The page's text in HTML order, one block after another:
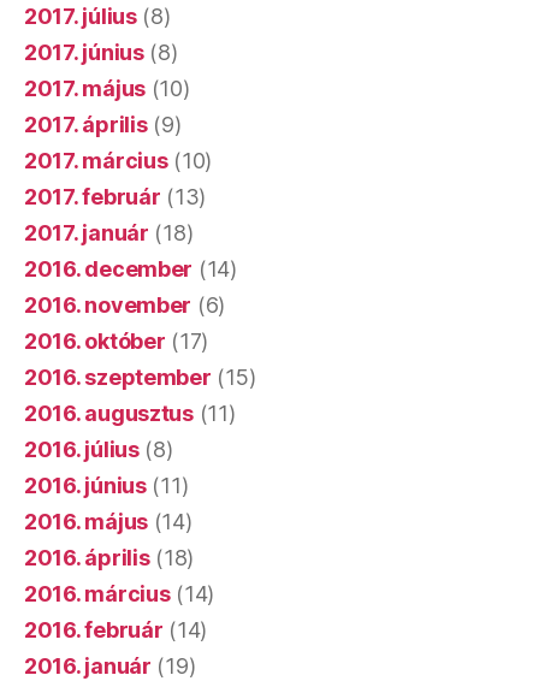
2017. július(8)
2017. június(8)
2017. május (10)
2017. április(9)
2017. március(10)
2017. február (13)
2017. január (18)
2016. december (14)
2016. november (6)
2016. október (17)
2016. szeptember (15)
2016. augusztus(11)
2016. július(8)
2016. június(11)
2016. május (14)
2016. április(18)
2016. március(14)
2016. február (14)
2016. január (19)